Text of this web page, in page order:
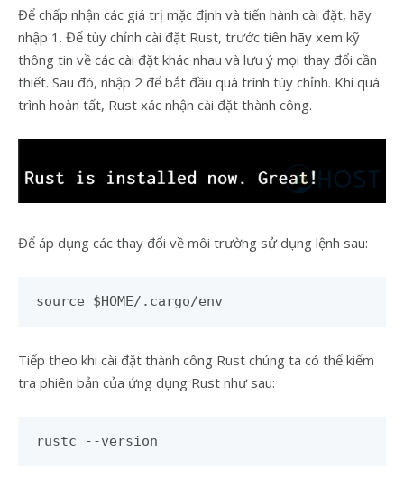
Để chấp nhận các giá trị mặc định và tiến hành cài đặt, hãy
nhập 1. Để tùy chỉnh cài đặt Rust, trước tiên hãy xem kỹ
thông tin về các cài đặt khác nhau và lưu ý mọi thay đổi cần
thiết. Sau đó, nhập 2 để bắt đầu quá trình tùy chỉnh. Khi quá
trình hoàn tất, Rust xác nhận cài đặt thành công.
Để áp dụng các thay đổi về môi trường sử dụng lệnh sau:
source $HOME/.cargo/env
Tiếp theo khi cài đặt thành công Rust chúng ta có thể kiểm
tra phiên bản của ứng dụng Rust như sau:
rustc --version